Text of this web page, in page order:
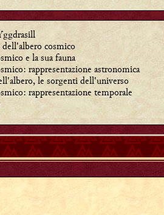
dell'albero cosmico
e la sua fauna
rappresentazione astronomica
le sorgenti dell'universo
rappresentazione temporale